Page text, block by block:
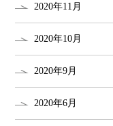
2020年11月
2020年10月
2020年9月
2020年6月